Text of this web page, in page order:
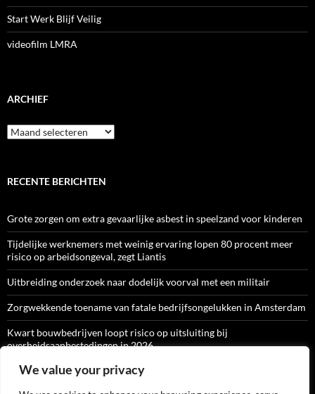
We value your privacy
Start Werk Blijf Veilig
videofilm LMRA
ARCHIEF
Archief
RECENTE BERICHTEN
Grote zorgen om extra gevaarlijke asbest in speelzand voor kinderen
Tijdelijke werknemers met weinig ervaring lopen 80 procent meer
risico op arbeidsongeval, zegt Liantis
Uitbreiding onderzoek naar dodelijk voorval met een militair
Zorgwekkende toename van fatale bedrijfsongelukken in Amsterdam
Kwart bouwbedrijven loopt risico op uitsluiting bij
overheidsaanbestedingen in 2026